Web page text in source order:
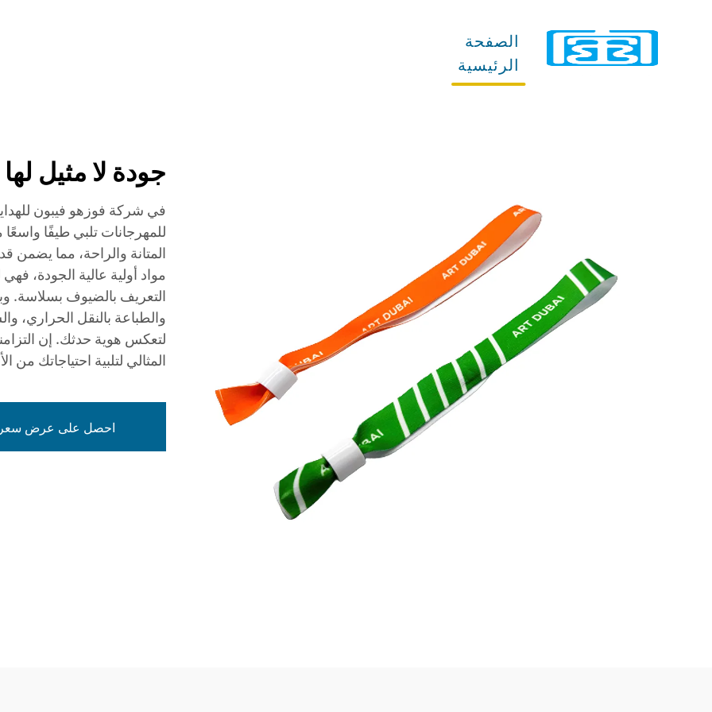
الصفحة
الرئيسية
جودة لا مثيل
في شركة فوزهو فيبون
للمهرجانات تلبي طيفًا
المتانة والراحة، مما
مواد أولية عالية الجودة،
التعريف بالضيوف بسلاسة.
والطباعة بالنقل الحراري،
لتعكس هوية حدثك. إن
المثالي لتلبية احتياجاتك من
احصل على عرض سعر